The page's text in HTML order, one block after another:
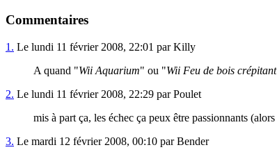
Commentaires
1. Le lundi 11 février 2008, 22:01 par Killy
A quand "Wii Aquarium" ou "Wii Feu de bois
2. Le lundi 11 février 2008, 22:29 par Poulet
mis à part ça, les échec ça peux être passionnants
3. Le mardi 12 février 2008, 00:10 par Bender